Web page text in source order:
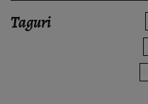
Taguri